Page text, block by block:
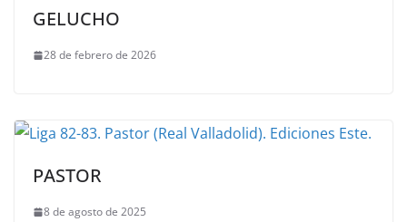
GELUCHO
28 de febrero de 2026
PASTOR
8 de agosto de 2025